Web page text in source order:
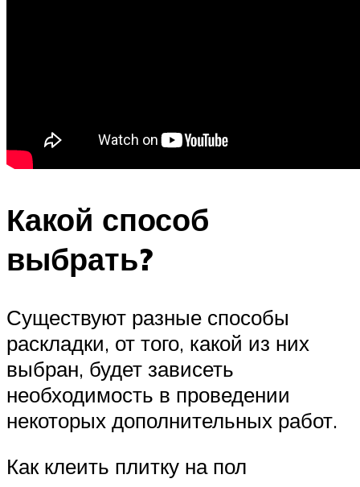
Какой способ
выбрать?
Существуют разные способы
раскладки, от того, какой из них
выбран, будет зависеть
необходимость в проведении
некоторых дополнительных работ.
Как клеить плитку на пол